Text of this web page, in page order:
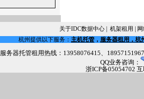
关于IDC数据中心 机架租用
杭州提供以下服务： 主机托管 ， 服务器租用，杭
服务器托管租用热线：13958076415、
QQ业务咨询：
浙ICP备05054702